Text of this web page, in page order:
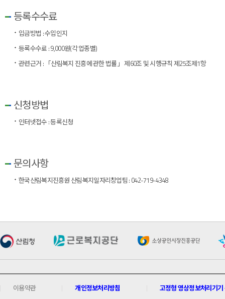
등록수수료
입금방법 : 수입인지
등록수수료 : 9,000원(각 업종별)
관련근거 : 「산림복지 진흥에 관한 법률」 제60조 및 시행규칙 제25조제1항
신청방법
인터넷접수 :등록신청
문의사항
한국산림복지진흥원 산림복지일자리창업팀 : 042-719-4348
이용약관 개인정보처리방침 고정형 영상정보처리기기